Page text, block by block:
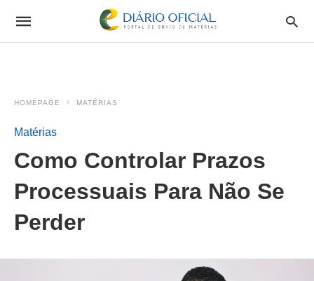
HOMEPAGE MATÉRIAS
Matérias
Como Controlar Prazos
Processuais Para Não Se
Perder